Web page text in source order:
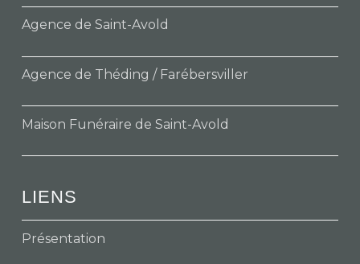
Agence de Saint-Avold
Agence de Théding / Farébersviller
Maison Funéraire de Saint-Avold
LIENS
Présentation